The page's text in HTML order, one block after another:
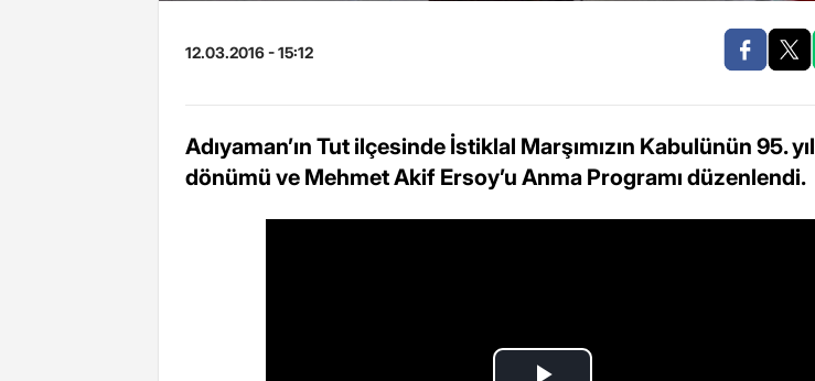
12.03.2016 - 15:12
Adıyaman’ın Tut ilçesinde İstiklal Marşımızın Kabulünün 95. yıl
dönümü ve Mehmet Akif Ersoy’u Anma Programı düzenlendi.